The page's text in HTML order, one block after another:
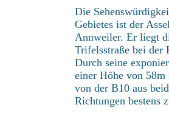
Die
Gebietes ist der
Annweiler. Er liegt
Trifelsstraße bei der
Durch seine
einer Höhe von 58m
von der B10 aus
Richtungen bestens